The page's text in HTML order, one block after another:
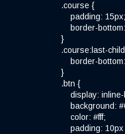
.course {
padding: 15px;
border-bottom:
}
.course:last-
border-bottom:
}
.btn {
display: inline-
background:
color: #fff;
padding: 10px